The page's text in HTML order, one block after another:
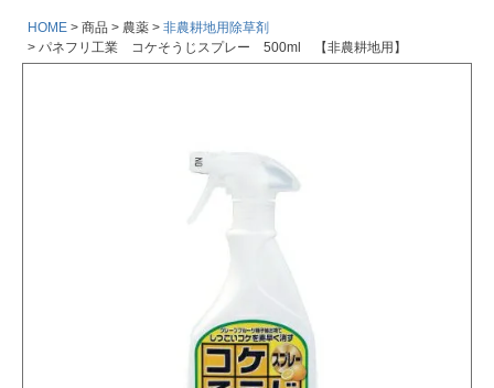
HOME 商品 農薬
非農耕地用除草剤
パネフリ工業 コケそうじスプレー 500ml 【非農耕地用】